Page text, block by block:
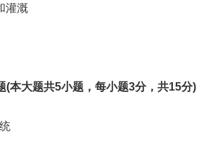
灌溉
(本大题共5小题，每小题3分，共15分)